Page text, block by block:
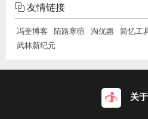
友情链接
冯奎博客 陌路寒暄 淘优惠 简忆工
武林新纪元
关